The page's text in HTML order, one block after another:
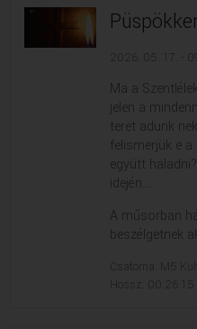
2026. 05. 17. -
Ma a
jelen a
teret adunk
felismerjük e
együtt
idején....
A műsorban
beszélgetnek
Csatorna: M5
Hossz: 00:26:15